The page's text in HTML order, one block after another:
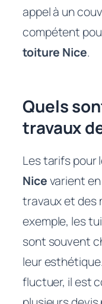
appel à un
compétent
toiture Nice.
Quels
travaux
Les tarifs pour
Nicevarient
travaux et des
exemple, les
sont souvent
leur
fluctuer, il est